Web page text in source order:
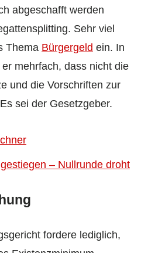
abgeschafft werden
Sehr viel
Thema Bürgergeld ein. In
mehrfach, dass nicht die
und die Vorschriften zur
sei der Gesetzgeber.
– Nullrunde droht
fordere lediglich,